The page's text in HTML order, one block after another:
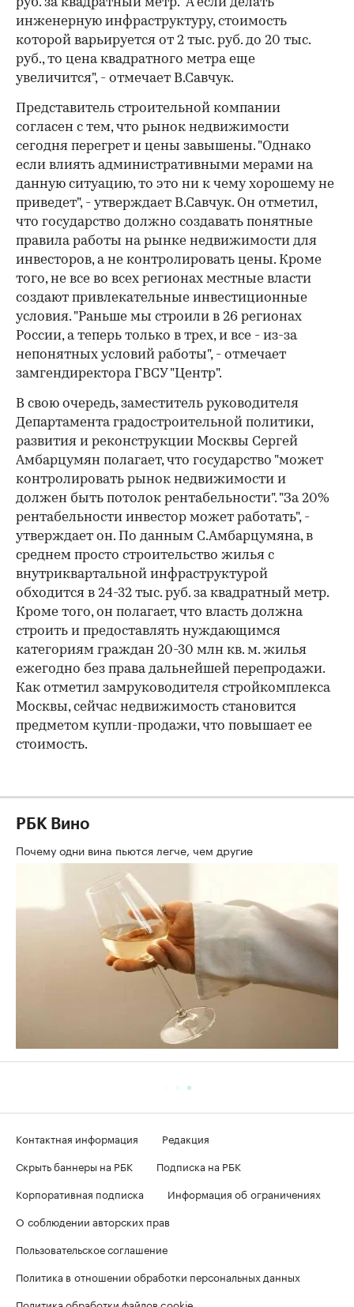
руб. за квадратный метр. "А если делать
инженерную инфраструктуру, стоимость
которой варьируется от 2 тыс. руб. до 20 тыс.
руб., то цена квадратного метра еще
увеличится", - отмечает В.Савчук.
Представитель строительной компании
согласен с тем, что рынок недвижимости
сегодня перегрет и цены завышены. "Однако
если влиять административными мерами на
данную ситуацию, то это ни к чему хорошему не
приведет", - утверждает В.Савчук. Он отметил,
что государство должно создавать понятные
правила работы на рынке недвижимости для
инвесторов, а не контролировать цены. Кроме
того, не все во всех регионах местные власти
создают привлекательные инвестиционные
условия. "Раньше мы строили в 26 регионах
России, а теперь только в трех, и все - из-за
непонятных условий работы", - отмечает
замгендиректора ГВСУ "Центр".
В свою очередь, заместитель руководителя
Департамента градостроительной политики,
развития и реконструкции Москвы Сергей
Амбарцумян полагает, что государство "может
контролировать рынок недвижимости и
должен быть потолок рентабельности". "За 20%
рентабельности инвестор может работать", -
утверждает он. По данным С.Амбарцумяна, в
среднем просто строительство жилья с
внутриквартальной инфраструктурой
обходится в 24-32 тыс. руб. за квадратный метр.
Кроме того, он полагает, что власть должна
строить и предоставлять нуждающимся
категориям граждан 20-30 млн кв. м. жилья
ежегодно без права дальнейшей перепродажи.
Как отметил замруководителя стройкомплекса
Москвы, сейчас недвижимость становится
предметом купли-продажи, что повышает ее
стоимость.
РБК Вино
Почему одни вина пьются легче, чем другие
Контактная информация
Редакция
Скрыть баннеры на РБК
Подписка на РБК
Корпоративная подписка
Информация об ограничениях
О соблюдении авторских прав
Пользовательское соглашение
Политика в отношении обработки персональных данных
Политика обработки файлов cookie